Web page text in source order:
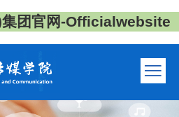
集团官网-Officialwebsite